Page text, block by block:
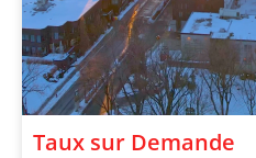
Taux sur Demande